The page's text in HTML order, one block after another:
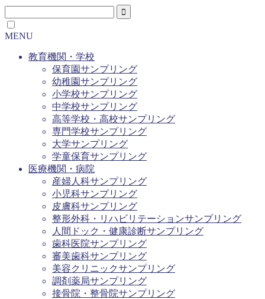
MENU
教育機関・学校
保育園サンプリング
幼稚園サンプリング
小学校サンプリング
中学校サンプリング
高等学校・高校サンプリング
専門学校サンプリング
大学サンプリング
学童保育サンプリング
医療機関・病院
産婦人科サンプリング
小児科サンプリング
皮膚科サンプリング
整形外科・リハビリテーションサンプリング
人間ドック・健康診断サンプリング
歯科医院サンプリング
審美歯科サンプリング
美容クリニックサンプリング
調剤薬局サンプリング
接骨院・整骨院サンプリング